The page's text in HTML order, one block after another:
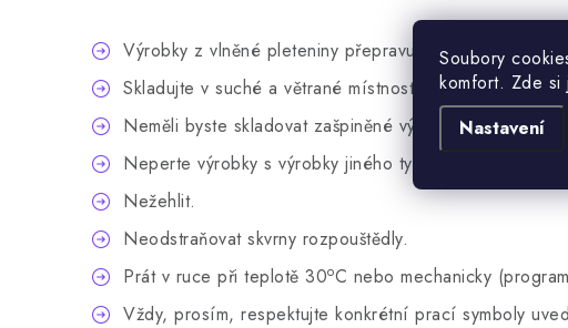
Soubory
komfort. Zde si
Nastavení
Výrobky z vlněné pleteniny přepravujte v originálním
Skladujte v suché a větrané místnosti, daleko od
Neměli byste skladovat zašpiněné výrobky.
Neperte výrobky s výrobky jiného typu.
Nežehlit.
Neodstraňovat skvrny rozpouštědly.
Prát v ruce při teplotě 30oC nebo mechanicky
Vždy, prosím, respektujte konkrétní prací symboly